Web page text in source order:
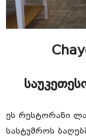
ეს რესტორანი
სასტუმროს